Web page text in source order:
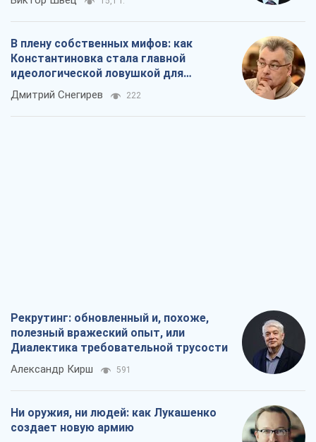
В плену собственных мифов: как
Константиновка стала главной
идеологической ловушкой для
российских оккупантов
Дмитрий Снегирев 222
Рекрутинг: обновленный и, похоже,
полезный вражеский опыт, или
Диалектика требовательной трусости
Александр Кирш 591
Ни оружия, ни людей: как Лукашенко
создает новую армию